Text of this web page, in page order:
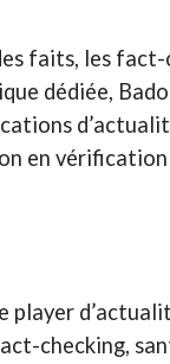
faits, les
dédiée,
en
player
checking,